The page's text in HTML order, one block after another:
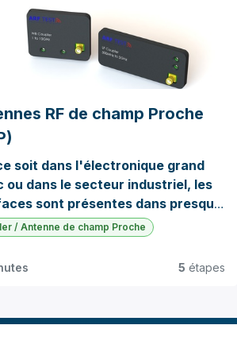
RF de champ Proche
soit dans l'électronique grand
ou dans le secteur industriel, les
sont présentes dans presque
appareils. Pour assurer la
des produits, il est essentiel de
ces connexions à divers
/ Antenne de champ Proche
5 étapes